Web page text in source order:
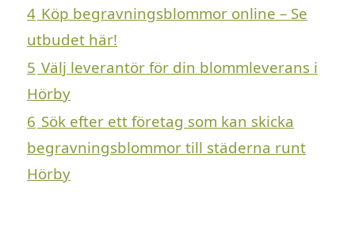
4 Köp begravningsblommor online – Se
utbudet här!
5 Välj leverantör för din blommleverans i
Hörby
6 Sök efter ett företag som kan skicka
begravningsblommor till städerna runt
Hörby